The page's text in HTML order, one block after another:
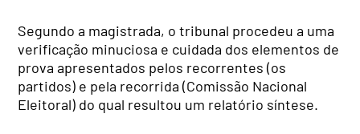
Segundo a magistrada, o tribunal procedeu a uma
verificação minuciosa e cuidada dos elementos de
prova apresentados pelos recorrentes (os
partidos) e pela recorrida (Comissão Nacional
Eleitoral) do qual resultou um relatório síntese.